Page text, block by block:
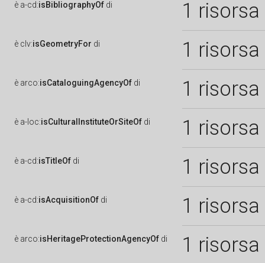
è a-cd:isBibliographyOf di 1 risorsa
è clv:isGeometryFor di 1 risorsa
è arco:isCataloguingAgencyOf di 1 risorsa
è a-loc:isCulturalInstituteOrSiteOf di 1 risorsa
è a-cd:isTitleOf di 1 risorsa
è a-cd:isAcquisitionOf di 1 risorsa
è arco:isHeritageProtectionAgencyOf di 1 risorsa